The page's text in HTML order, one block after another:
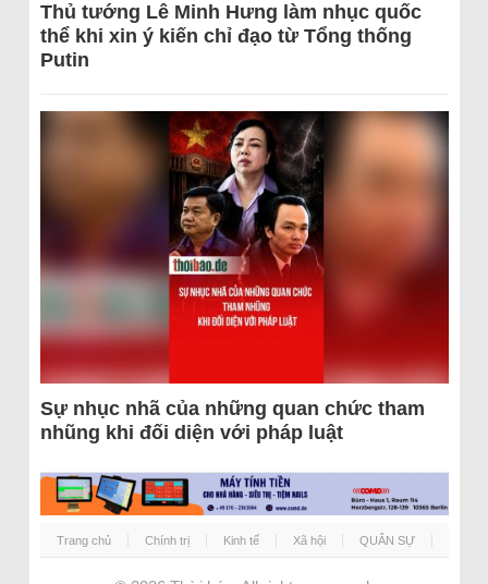
Thủ tướng Lê Minh Hưng làm nhục quốc
thể khi xin ý kiến chỉ đạo từ Tổng thống
Putin
Sự nhục nhã của những quan chức tham
nhũng khi đối diện với pháp luật
Trang chủ Chính trị Kinh tế Xã hội QUÂN SỰ